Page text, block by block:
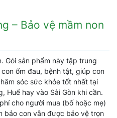
– Bảo vệ mầm non
Gói sản phẩm này tập trung
ốm đau, bệnh tật, giúp con
sóc sức khỏe tốt nhất tại
Huế hay vào Sài Gòn khi cần.
cho người mua (bố hoặc mẹ)
bảo con vẫn được bảo vệ trọn